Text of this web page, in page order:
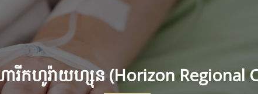
រីកហូរ៉ាយហ្សុន (Horizon Regional